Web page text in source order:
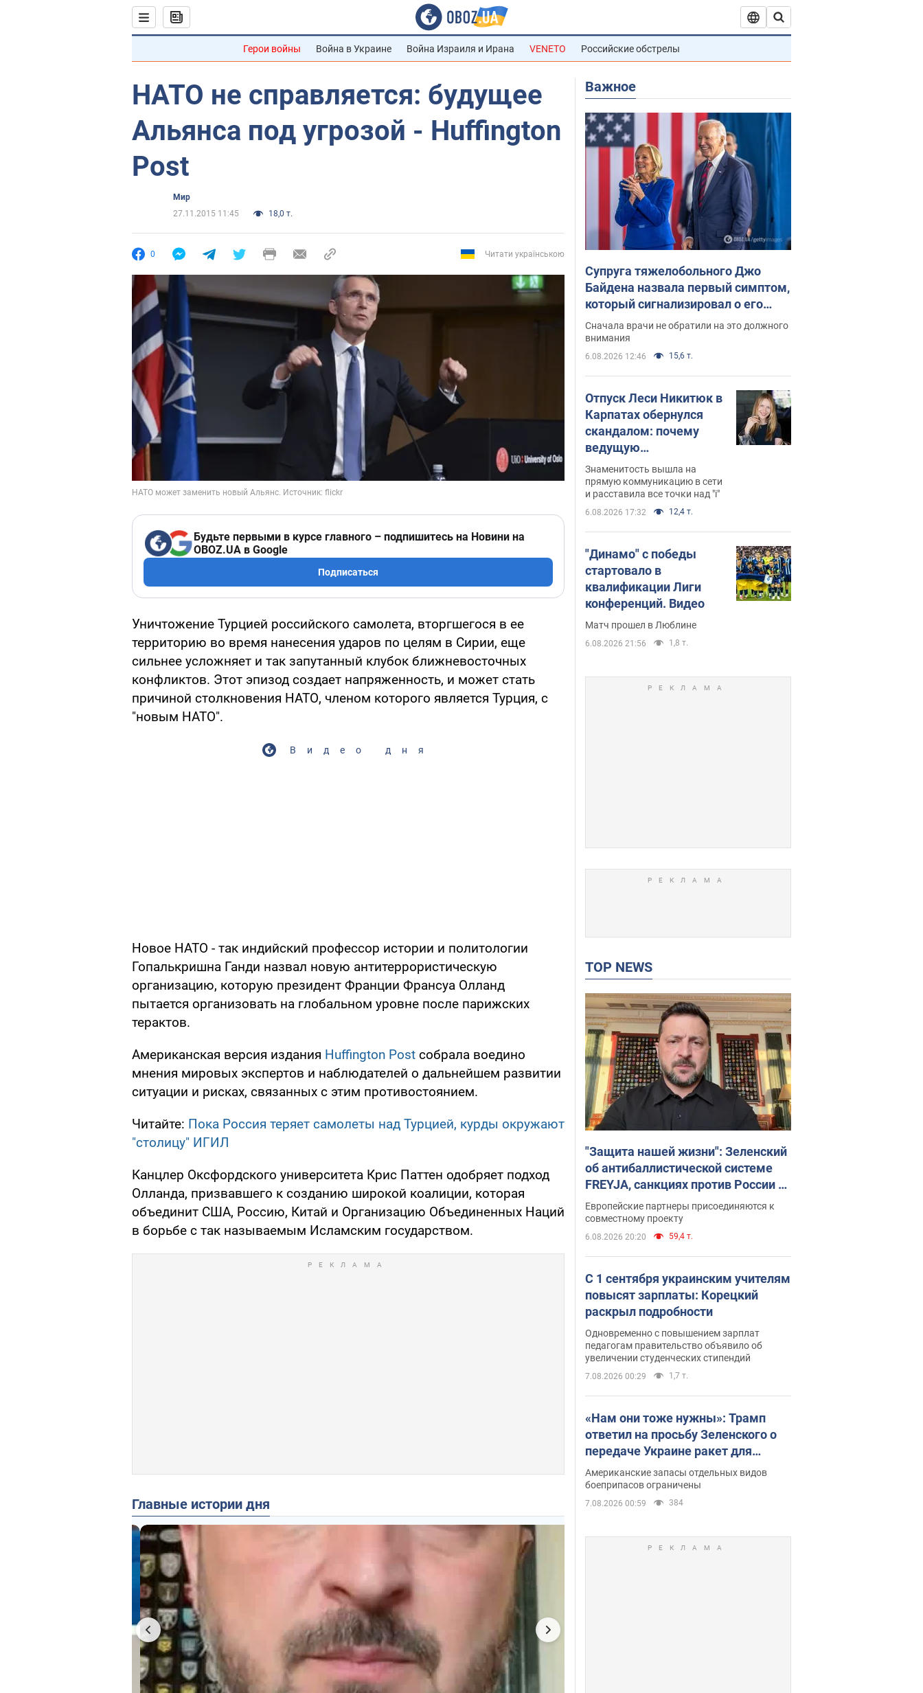
Герои войны Война в Украине Война Израиля и Ирана VENETO Российские обстрелы
НАТО не справляется: будущее
Альянса под угрозой - Huffington
Post
Мир
27.11.2015 11:45
18,0 т.
0 Читати українською
Будьте первыми в курсе главного – подпишитесь на Новини на
OBOZ.UA в Google
Подписаться
Уничтожение Турцией российского самолета, вторгшегося в ее
территорию во время нанесения ударов по целям в Сирии, еще
сильнее усложняет и так запутанный клубок ближневосточных
конфликтов. Этот эпизод создает напряженность, и может стать
причиной столкновения НАТО, членом которого является Турция, с
"новым НАТО".
Видео дня
Новое НАТО - так индийский профессор истории и политологии
Гопалькришна Ганди назвал новую антитеррористическую
организацию, которую президент Франции Франсуа Олланд
пытается организовать на глобальном уровне после парижских
терактов.
Американская версия издания Huffington Post собрала воедино
мнения мировых экспертов и наблюдателей о дальнейшем развитии
ситуации и рисках, связанных с этим противостоянием.
Читайте: Пока Россия теряет самолеты над Турцией, курды окружают
"столицу" ИГИЛ
Канцлер Оксфордского университета Крис Паттен одобряет подход
Олланда, призвавшего к созданию широкой коалиции, которая
объединит США, Россию, Китай и Организацию Объединенных Наций
в борьбе с так называемым Исламским государством.
Главные истории дня
Важное
Супруга тяжелобольного Джо
Байдена назвала первый симптом,
который сигнализировал о его
"агрессивном" раке
Сначала врачи не обратили на это должного
внимания
6.08.2026 12:46 15,6 т.
Отпуск Леси Никитюк в
Карпатах обернулся
скандалом: почему
ведущую
несправедливо
захейтили
Знаменитость вышла на
прямую коммуникацию в сети
и расставила все точки над "i"
6.08.2026 17:32 12,4 т.
"Динамо" с победы
стартовало в
квалификации Лиги
конференций. Видео
Матч прошел в Люблине
6.08.2026 21:56 1,8 т.
TOP NEWS
"Защита нашей жизни": Зеленский
об антибаллистической системе
FREYJA, санкциях против России и
поддержке аграриев. Видео
Европейские партнеры присоединяются к
совместному проекту
6.08.2026 20:20 59,4 т.
С 1 сентября украинским учителям
повысят зарплаты: Корецкий
раскрыл подробности
Одновременно с повышением зарплат
педагогам правительство объявило об
увеличении студенческих стипендий
7.08.2026 00:29 1,7 т.
«Нам они тоже нужны»: Трамп
ответил на просьбу Зеленского о
передаче Украине ракет для
Patriot
Американские запасы отдельных видов
боеприпасов ограничены
7.08.2026 00:59 384